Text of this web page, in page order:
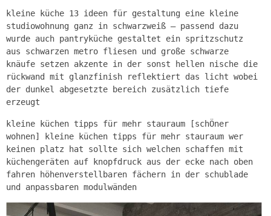
kleine küche 13 ideen für gestaltung eine kleine
studiowohnung ganz in schwarzweiß – passend dazu
wurde auch pantryküche gestaltet ein spritzschutz
aus schwarzen metro fliesen und große schwarze
knäufe setzen akzente in der sonst hellen nische die
rückwand mit glanzfinish reflektiert das licht wobei
der dunkel abgesetzte bereich zusätzlich tiefe
erzeugt
kleine küchen tipps für mehr stauraum [schÖner
wohnen] kleine küchen tipps für mehr stauraum wer
keinen platz hat sollte sich welchen schaffen mit
küchengeräten auf knopfdruck aus der ecke nach oben
fahren höhenverstellbaren fächern in der schublade
und anpassbaren modulwänden